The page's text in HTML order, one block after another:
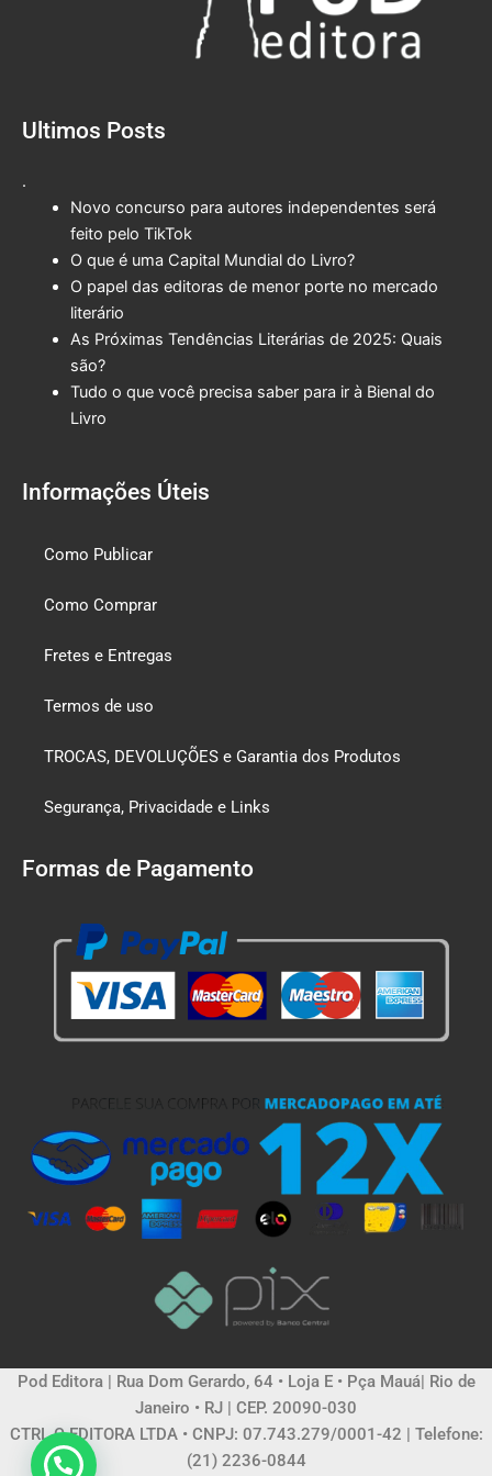
Ultimos Posts
.
Novo concurso para autores independentes será
feito pelo TikTok
O que é uma Capital Mundial do Livro?
O papel das editoras de menor porte no mercado
literário
As Próximas Tendências Literárias de 2025: Quais
são?
Tudo o que você precisa saber para ir à Bienal do
Livro
Informações Úteis
Como Publicar
Como Comprar
Fretes e Entregas
Termos de uso
TROCAS, DEVOLUÇÕES e Garantia dos Produtos
Segurança, Privacidade e Links
Formas de Pagamento
Pod Editora | Rua Dom Gerardo, 64 • Loja E • Pça Mauá| Rio de
Janeiro • RJ | CEP. 20090-030
CTRL C EDITORA LTDA • CNPJ: 07.743.279/0001-42 | Telefone:
(21) 2236-0844